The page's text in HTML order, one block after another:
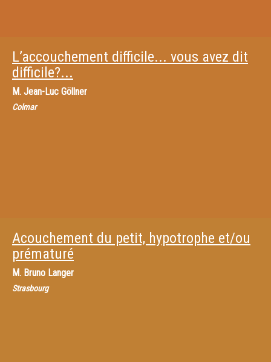
L’accouchement difficile... vous avez dit
difficile?...
M. Jean-Luc Göllner
Colmar
Acouchement du petit, hypotrophe et/ou
prématuré
M. Bruno Langer
Strasbourg